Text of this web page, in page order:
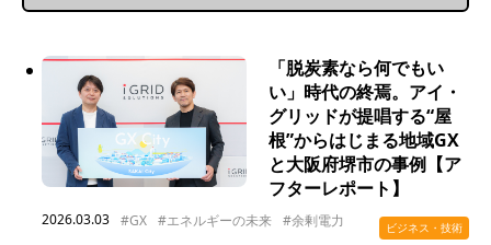
「脱炭素なら何でもい
い」時代の終焉。アイ・
グリッドが提唱する“屋
根”からはじまる地域GX
と大阪府堺市の事例【ア
フターレポート】
2026.03.03 #GX #エネルギーの未来 #余剰電力 ビジネス・技術